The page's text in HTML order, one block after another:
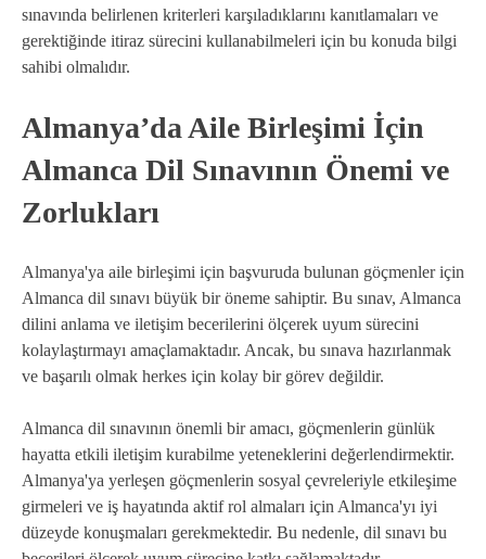
sınavında belirlenen kriterleri karşıladıklarını kanıtlamaları ve
gerektiğinde itiraz sürecini kullanabilmeleri için bu konuda bilgi
sahibi olmalıdır.
Almanya’da Aile Birleşimi İçin
Almanca Dil Sınavının Önemi ve
Zorlukları
Almanya'ya aile birleşimi için başvuruda bulunan göçmenler için
Almanca dil sınavı büyük bir öneme sahiptir. Bu sınav, Almanca
dilini anlama ve iletişim becerilerini ölçerek uyum sürecini
kolaylaştırmayı amaçlamaktadır. Ancak, bu sınava hazırlanmak
ve başarılı olmak herkes için kolay bir görev değildir.
Almanca dil sınavının önemli bir amacı, göçmenlerin günlük
hayatta etkili iletişim kurabilme yeteneklerini değerlendirmektir.
Almanya'ya yerleşen göçmenlerin sosyal çevreleriyle etkileşime
girmeleri ve iş hayatında aktif rol almaları için Almanca'yı iyi
düzeyde konuşmaları gerekmektedir. Bu nedenle, dil sınavı bu